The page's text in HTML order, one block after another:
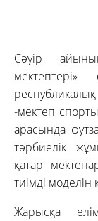
Сәуір
-мектеп
арасында
тәрбиелік
қатар
тиімді
Жарысқа